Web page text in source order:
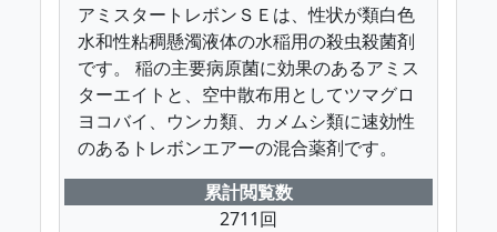
アミスタートレボンＳＥは、性状が類白色
水和性粘稠懸濁液体の水稲用の殺虫殺菌剤
です。 稲の主要病原菌に効果のあるアミス
ターエイトと、空中散布用としてツマグロ
ヨコバイ、ウンカ類、カメムシ類に速効性
のあるトレボンエアーの混合薬剤です。
累計閲覧数
2711回